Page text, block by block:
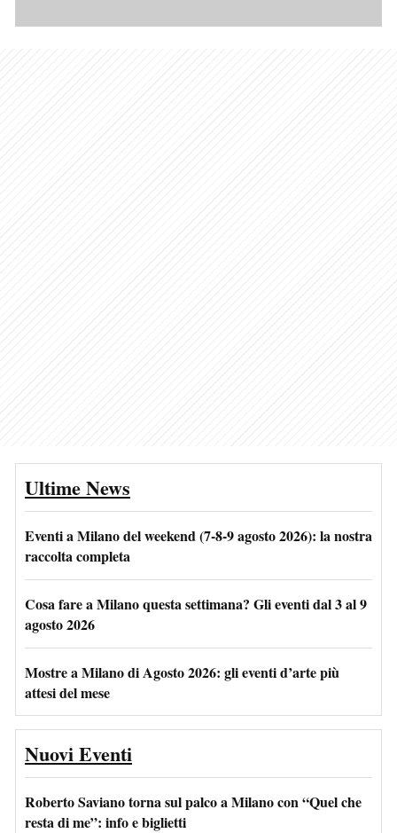
Ultime News
Eventi a Milano del weekend (7-8-9 agosto 2026): la nostra
raccolta completa
Cosa fare a Milano questa settimana? Gli eventi dal 3 al 9
agosto 2026
Mostre a Milano di Agosto 2026: gli eventi d’arte più
attesi del mese
Nuovi Eventi
Roberto Saviano torna sul palco a Milano con “Quel che
resta di me”: info e biglietti